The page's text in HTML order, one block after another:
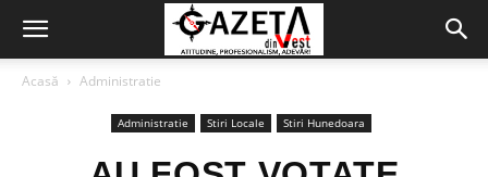
Acasă Administratie
Administratie Stiri Locale Stiri Hunedoara